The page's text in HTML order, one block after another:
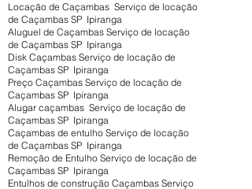
Locação de Caçambas Serviço de locação
de Caçambas SP Ipiranga
Aluguel de Caçambas Serviço de locação
de Caçambas SP Ipiranga
Disk Caçambas Serviço de locação de
Caçambas SP Ipiranga
Preço Caçambas Serviço de locação de
Caçambas SP Ipiranga
Alugar caçambas Serviço de locação de
Caçambas SP Ipiranga
Caçambas de entulho Serviço de locação
de Caçambas SP Ipiranga
Remoção de Entulho Serviço de locação de
Caçambas SP Ipiranga
Entulhos de construção Caçambas Serviço